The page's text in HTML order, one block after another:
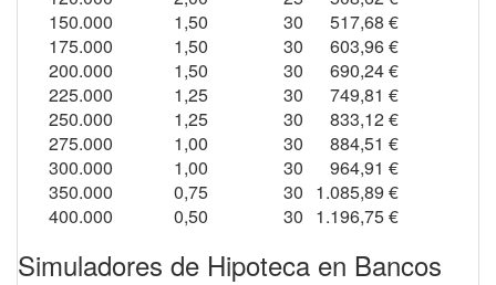
150.000
1,50 30
517,68 €
175.000
1,50 30
603,96 €
200.000
1,50 30
690,24 €
225.000
1,25 30
749,81 €
250.000
1,25 30
833,12 €
275.000
1,00 30
884,51 €
300.000
1,00 30
964,91 €
350.000
0,75 30 1.085,89 €
400.000
0,50 30 1.196,75 €
Simuladores de Hipoteca en Bancos